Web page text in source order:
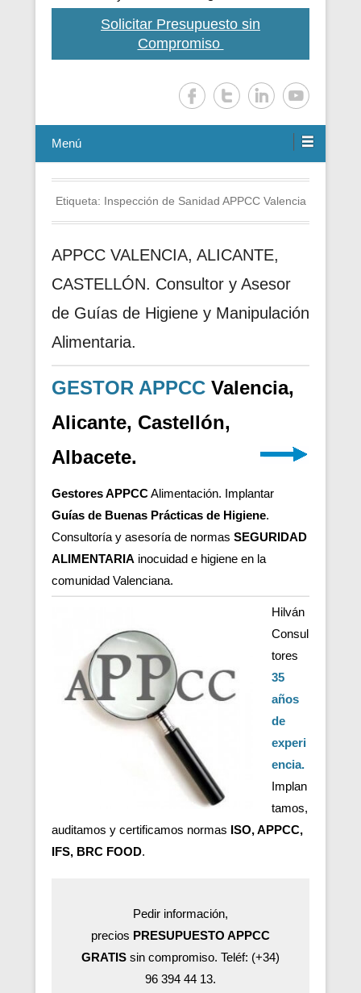
Solicitar Presupuesto sin
Compromiso
Menú
Etiqueta: Inspección de Sanidad APPCC Valencia
APPCC VALENCIA, ALICANTE,
CASTELLÓN. Consultor y Asesor
de Guías de Higiene y Manipulación
Alimentaria.
GESTOR APPCC Valencia,
Alicante, Castellón,
Albacete.
Gestores APPCCAlimentación. Implantar
Guías de Buenas Prácticas de Higiene.
Consultoría y asesoría de normas SEGURIDAD
ALIMENTARIA inocuidad e higiene en la
comunidad Valenciana.
Hilván
Consul
tores
35
años
de
experi
encia.
Implan
tamos,
auditamos y certificamos normas ISO, APPCC,
IFS, BRC FOOD.
Pedir información,
precios PRESUPUESTO APPCC
GRATIS sin compromiso. Teléf: (+34)
96 394 44 13.